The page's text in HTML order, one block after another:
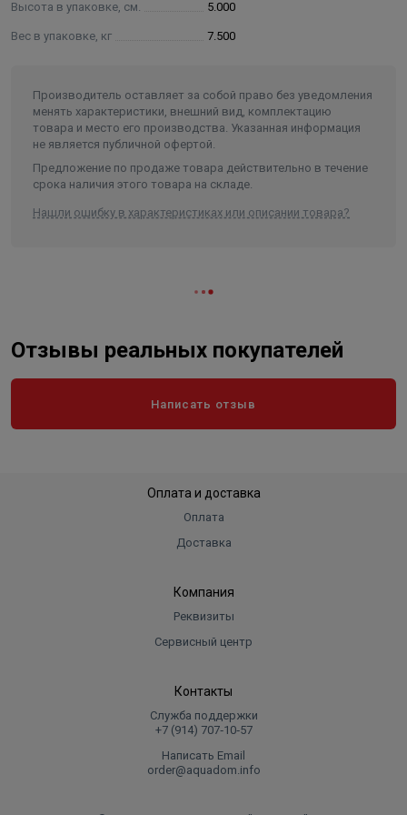
Кроме шумоизоляторов в Tonlos PIPE PRO есть слой-
герметик. При монтаже вам не потребуются стяжки или
Высота в упаковке, см. 5.000
Вес в упаковке, кг 7.500
Производитель оставляет за собой право без уведомления
менять характеристики, внешний вид, комплектацию
товара и место его производства. Указанная информация
не является публичной офертой.
Предложение по продаже товара действительно в течение
срока наличия этого товара на складе.
Нашли ошибку в характеристиках или описании товара?
Отзывы реальных покупателей
Написать отзыв
Оплата и доставка
Оплата
Доставка
Компания
Реквизиты
Сервисный центр
Контакты
Служба поддержки
+7 (914) 707‑10‑57
Написать Email
order@aquadom.info